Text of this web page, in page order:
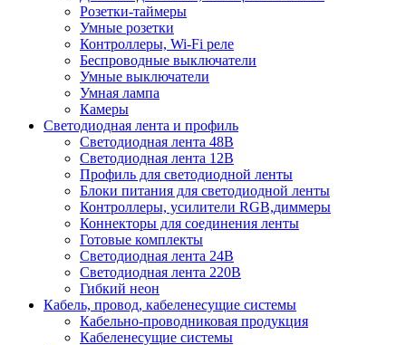
Розетки-таймеры
Умные розетки
Контроллеры, Wi-Fi реле
Беспроводные выключатели
Умные выключатели
Умная лампа
Камеры
Светодиодная лента и профиль
Светодиодная лента 48В
Светодиодная лента 12В
Профиль для светодиодной ленты
Блоки питания для светодиодной ленты
Контроллеры, усилители RGB,диммеры
Коннекторы для соединения ленты
Готовые комплекты
Светодиодная лента 24В
Светодиодная лента 220В
Гибкий неон
Кабель, провод, кабеленесущие системы
Кабельно-проводниковая продукция
Кабеленесущие системы